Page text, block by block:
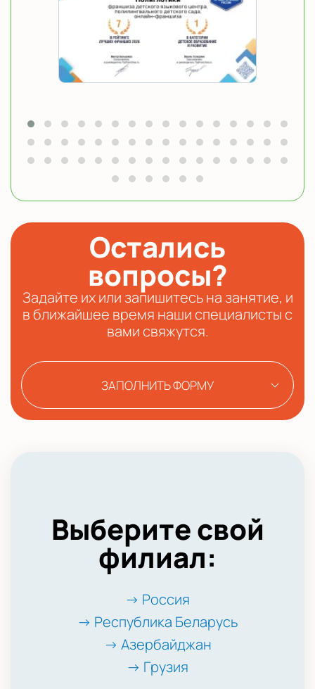
Остались
вопросы?
Задайте их или запишитесь на занятие, и
в ближайшее время наши специалисты с
вами свяжутся.
ЗАПОЛНИТЬ ФОРМУ
Выберите свой
филиал:
→ Россия
→ Республика Беларусь
→ Азербайджан
→ Грузия